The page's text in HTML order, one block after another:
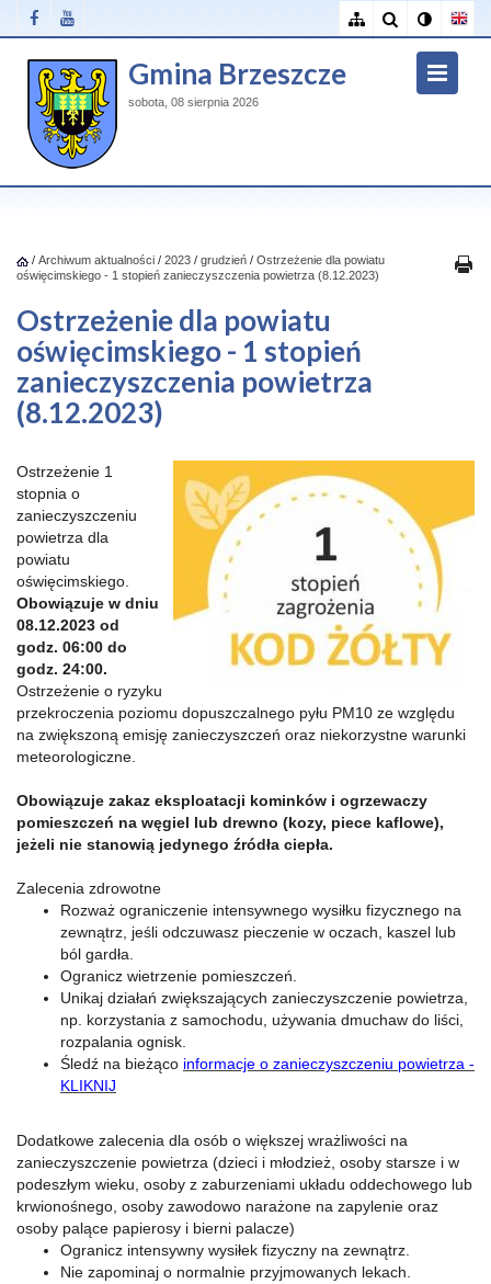
Gmina Brzeszcze
sobota, 08 sierpnia 2026
/ Archiwum aktualności / 2023 / grudzień / Ostrzeżenie dla powiatu
oświęcimskiego - 1 stopień zanieczyszczenia powietrza (8.12.2023)
Ostrzeżenie dla powiatu
oświęcimskiego - 1 stopień
zanieczyszczenia powietrza
(8.12.2023)
Ostrzeżenie 1
stopnia o
zanieczyszczeniu
powietrza dla
powiatu
oświęcimskiego.
Obowiązuje w dniu
08.12.2023 od
godz. 06:00 do
godz. 24:00.
Ostrzeżenie o ryzyku
przekroczenia poziomu dopuszczalnego pyłu PM10 ze względu
na zwiększoną emisję zanieczyszczeń oraz niekorzystne warunki
meteorologiczne.
Obowiązuje zakaz eksploatacji kominków i ogrzewaczy
pomieszczeń na węgiel lub drewno (kozy, piece kaflowe),
jeżeli nie stanowią jedynego źródła ciepła.
Zalecenia zdrowotne
Rozważ ograniczenie intensywnego wysiłku fizycznego na
zewnątrz, jeśli odczuwasz pieczenie w oczach, kaszel lub
ból gardła.
Ogranicz wietrzenie pomieszczeń.
Unikaj działań zwiększających zanieczyszczenie powietrza,
np. korzystania z samochodu, używania dmuchaw do liści,
rozpalania ognisk.
Śledź na bieżąco informacje o zanieczyszczeniu powietrza -
KLIKNIJ
Dodatkowe zalecenia dla osób o większej wrażliwości na
zanieczyszczenie powietrza (dzieci i młodzież, osoby starsze i w
podeszłym wieku, osoby z zaburzeniami układu oddechowego lub
krwionośnego, osoby zawodowo narażone na zapylenie oraz
osoby palące papierosy i bierni palacze)
Ogranicz intensywny wysiłek fizyczny na zewnątrz.
Nie zapominaj o normalnie przyjmowanych lekach.